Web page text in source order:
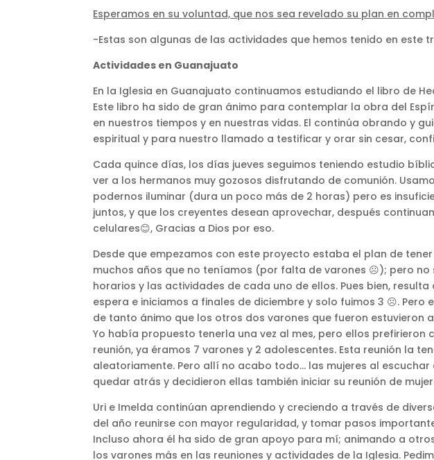
Esperamos en su voluntad, que nos sea revelado su plan en
-Estas son algunas de las actividades que hemos tenido en este
Actividades en Guanajuato
En la Iglesia en Guanajuato continuamos estudiando el libro de
Este libro ha sido de gran ánimo para contemplar la obra del
en nuestros tiempos y en nuestras vidas. El continúa obrando y
espiritual y para nuestro llamado a testificar y orar sin cesar,
Cada quince días, los días jueves seguimos teniendo estudio
ver a los hermanos muy gozosos disfrutando de comunión.
podernos iluminar (dura un poco más de 2 horas) pero es
juntos, y que los creyentes desean aprovechar, después
celulares😊, Gracias a Dios por eso.
Desde que empezamos con este proyecto estaba el plan de
muchos años que no teníamos (por falta de varones ☹); pero
horarios y las actividades de cada uno de ellos. Pues bien,
espera e iniciamos a finales de diciembre y solo fuimos 3 ☹. Pero
de tanto ánimo que los otros dos varones que fueron estuvieron
Yo había propuesto tenerla una vez al mes, pero ellos prefirieron
reunión, ya éramos 7 varones y 2 adolescentes. Esta reunión la
aleatoriamente. Pero allí no acabo todo… las mujeres al escuchar
quedar atrás y decidieron ellas también iniciar su reunión de
Uri e Imelda continúan aprendiendo y creciendo a través de
del año reunirse con mayor regularidad, y tomar pasos
Incluso ahora él ha sido de gran apoyo para mí; animando a
los varones más en las reuniones y actividades de la Iglesia.